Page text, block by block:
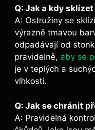
Q: Jak a kdy
A: Ostružiny se
výrazně tmavou
odpadávají od
pravidelně, aby se
je v teplých a
vlhkosti.
Q: Jak se chránit
A: Pravidelná